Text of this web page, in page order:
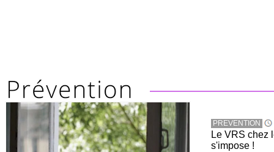
PREVENTION
Le VRS chez
s'impose !